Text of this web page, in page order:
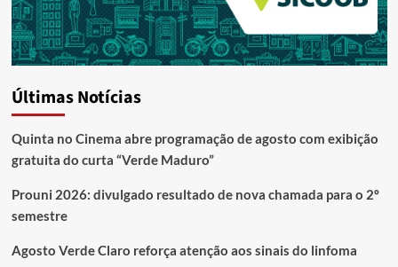
Últimas Notícias
Quinta no Cinema abre programação de agosto com exibição
gratuita do curta “Verde Maduro”
Prouni 2026: divulgado resultado de nova chamada para o 2º
semestre
Agosto Verde Claro reforça atenção aos sinais do linfoma